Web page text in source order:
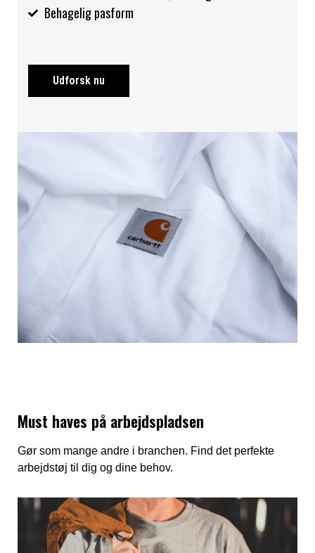
Behagelig pasform
Udforsk nu
Must haves på arbejdspladsen
Gør som mange andre i branchen. Find det perfekte
arbejdstøj til dig og dine behov.